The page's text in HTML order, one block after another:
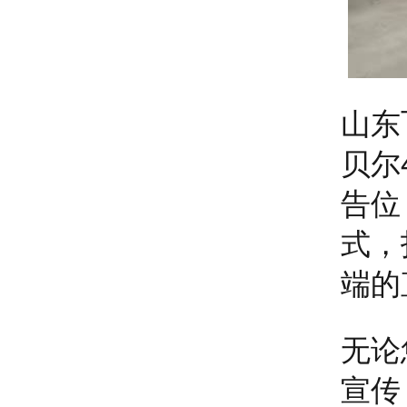
山
贝
告
式
端
无
宣